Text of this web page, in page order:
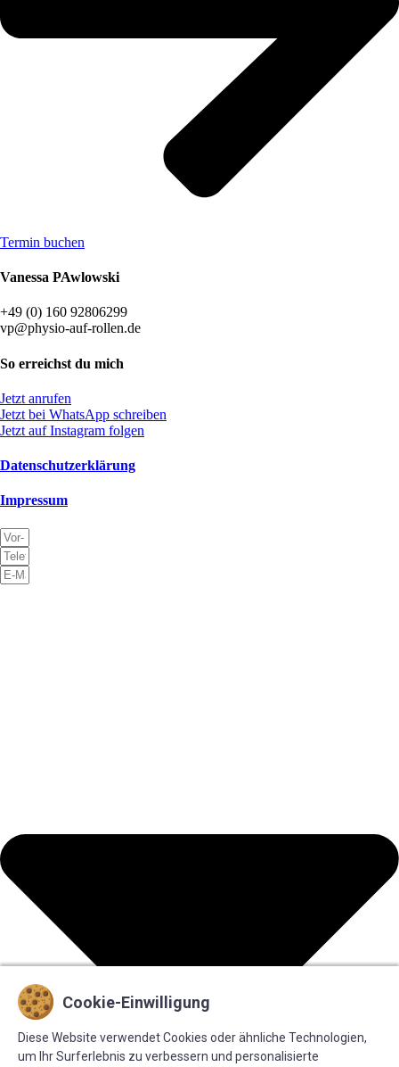
Termin buchen
Vanessa PAwlowski
+49 (0) 160 92806299
vp@physio-auf-rollen.de
So erreichst du mich
Jetzt anrufen
Jetzt bei WhatsApp schreiben
Jetzt auf Instagram folgen
Datenschutzerklärung
Impressum
Cookie-Einwilligung
Diese Website verwendet Cookies oder ähnliche Technologien,
um Ihr Surferlebnis zu verbessern und personalisierte